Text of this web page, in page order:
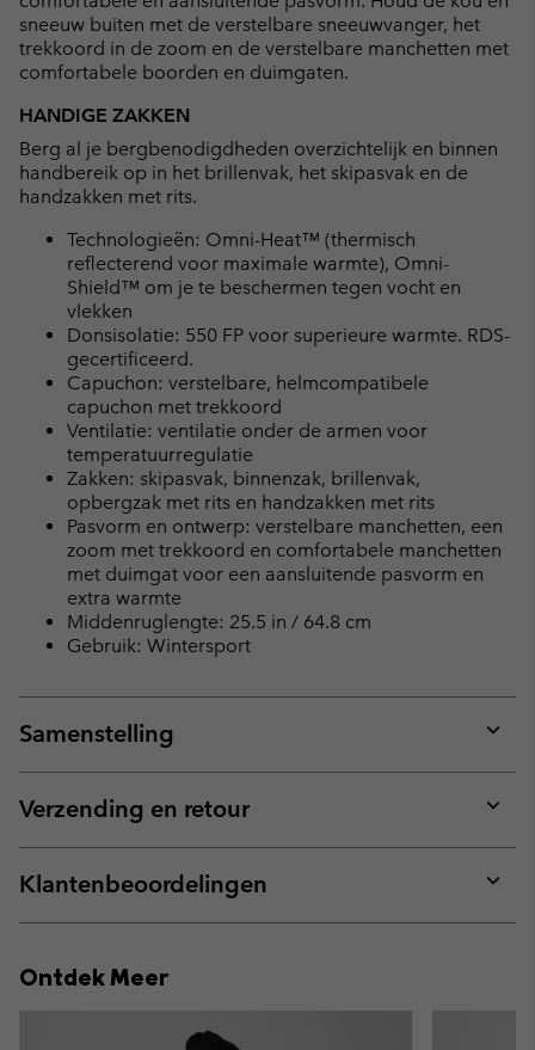
sneeuw buiten met de verstelbare sneeuwvanger, het
trekkoord in de zoom en de verstelbare manchetten met
comfortabele boorden en duimgaten.
HANDIGE ZAKKEN
Berg al je bergbenodigdheden overzichtelijk en binnen
handbereik op in het brillenvak, het skipasvak en de
handzakken met rits.
Technologieën: Omni-Heat™ (thermisch
reflecterend voor maximale warmte), Omni-
Shield™ om je te beschermen tegen vocht en
vlekken
Donsisolatie: 550 FP voor superieure warmte. RDS-
gecertificeerd.
Capuchon: verstelbare, helmcompatibele
capuchon met trekkoord
Ventilatie: ventilatie onder de armen voor
temperatuurregulatie
Zakken: skipasvak, binnenzak, brillenvak,
opbergzak met rits en handzakken met rits
Pasvorm en ontwerp: verstelbare manchetten, een
zoom met trekkoord en comfortabele manchetten
met duimgat voor een aansluitende pasvorm en
extra warmte
Middenruglengte: 25.5 in / 64.8 cm
Gebruik: Wintersport
Samenstelling
or
Verzending en retour
or
Klantenbeoordelingen
or
Ontdek Meer